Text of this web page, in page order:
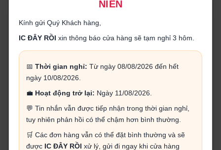
NIÊN
Kính gửi Quý Khách hàng,
IC ĐÂY RỒI xin thông báo cửa hàng sẽ tạm nghỉ 3 hôm.
📅 Thời gian nghỉ: Từ ngày 08/08/2026 đến hết
ngày 10/08/2026.
💼 Hoạt động trở lại: Ngày 11/08/2026.
💬 Tin nhắn vẫn được tiếp nhận trong thời gian nghỉ,
tuy nhiên phản hồi có thể chậm hơn bình thường.
🛒 Các đơn hàng vẫn có thể đặt bình thường và sẽ
được IC ĐÂY RỒI xử lý, gửi đi ngay khi cửa hàng